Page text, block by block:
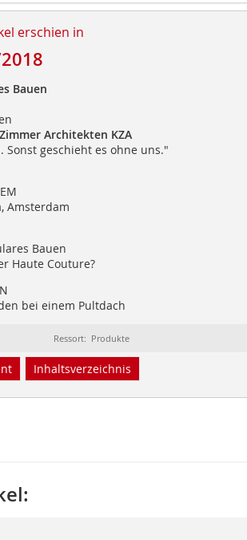
erschien in
Bauen
Architekten KZA
Sonst geschieht es ohne uns."
Amsterdam
Bauen
Haute Couture?
bei einem Pultdach
Ressort: Produkte
Inhaltsverzeichnis